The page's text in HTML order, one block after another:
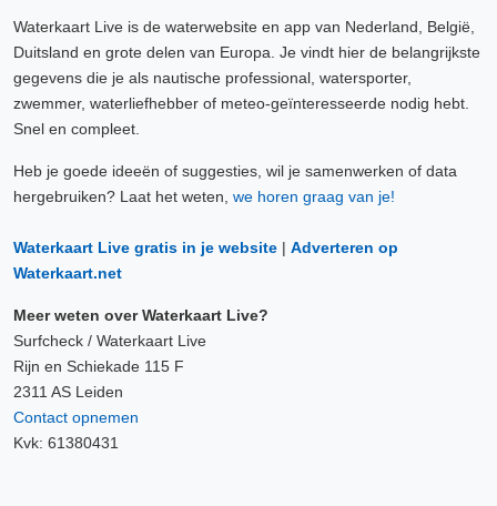
Waterkaart Live is de waterwebsite en app van Nederland, België,
Duitsland en grote delen van Europa. Je vindt hier de belangrijkste
gegevens die je als nautische professional, watersporter,
zwemmer, waterliefhebber of meteo-geïnteresseerde nodig hebt.
Snel en compleet.
Heb je goede ideeën of suggesties, wil je samenwerken of data
hergebruiken? Laat het weten, we horen graag van je!
Waterkaart Live gratis in je website | Adverteren op
Waterkaart.net
Meer weten over Waterkaart Live?
Surfcheck / Waterkaart Live
Rijn en Schiekade 115 F
2311 AS Leiden
Contact opnemen
Kvk: 61380431